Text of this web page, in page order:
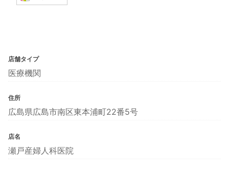
店舗タイプ
医療機関
住所
広島県広島市南区東本浦町22番5号
店名
瀬戸産婦人科医院